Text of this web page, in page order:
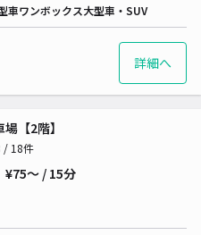
車ワンボックス大型車・SUV
詳細へ
【2階】
/ 18件
¥75〜 / 15分